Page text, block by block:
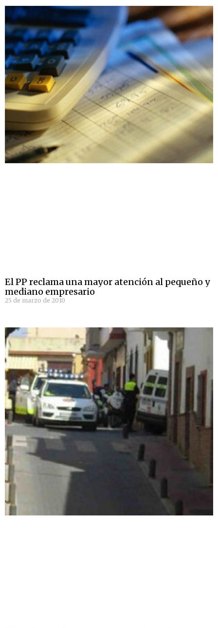
El PP reclama una mayor atención al pequeño y
mediano empresario
25 de marzo de 2010